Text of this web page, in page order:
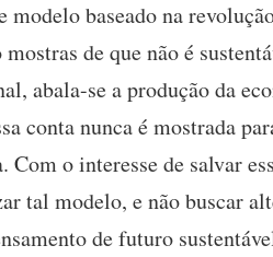
baseado na
de que não é
abala-se a produção da
conta nunca é mostrada
Com o interesse de salvar
tal modelo, e não buscar
de futuro